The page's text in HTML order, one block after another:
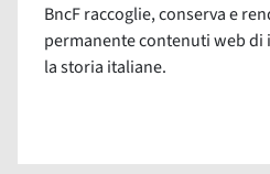
BncF raccoglie, conserva e
permanente contenuti web di
la storia italiane.